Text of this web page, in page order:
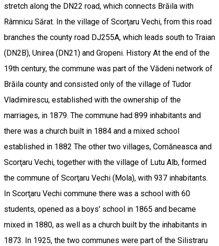
stretch along the DN22 road, which connects Brăila with
Râmnicu Sărat. In the village of Scorţaru Vechi, from this road
branches the county road DJ255A, which leads south to Traian
(DN2B), Unirea (DN21) and Gropeni. History At the end of the
19th century, the commune was part of the Vădeni network of
Brăila county and consisted only of the village of Tudor
Vladimirescu, established with the ownership of the
marriages, in 1879. The commune had 899 inhabitants and
there was a church built in 1884 and a mixed school
established in 1882 The other two villages, Comăneasca and
Scorţaru Vechi, together with the village of Lutu Alb, formed
the commune of Scorţaru Vechi (Mola), with 937 inhabitants.
In Scorţaru Vechi commune there was a school with 60
students, opened as a boys' school in 1865 and became
mixed in 1880, as well as a church built by the inhabitants in
1873. In 1925, the two communes were part of the Silistraru